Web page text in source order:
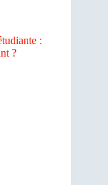
:
?